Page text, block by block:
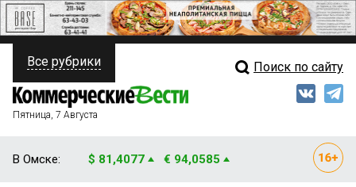
ПОЛИТИКА
ФИНАНСЫ
Свежий выпуск
Все рубрики Поиск по сайту
Пятница, 7 Августа
В Омске: $ 81,4077 € 94,0585